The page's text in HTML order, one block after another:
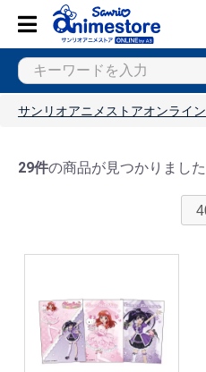
サンリオアニメストアオンライン
29件の商品が見つかりました